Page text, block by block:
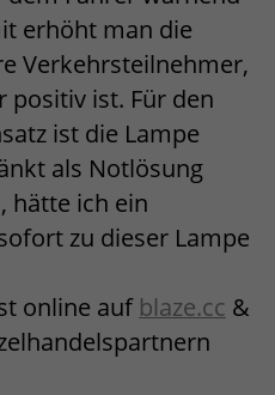
erhöht man die
Verkehrsteilnehmer,
positiv ist. Für den
ist die Lampe
als Notlösung
hätte ich ein
zu dieser Lampe
online auf blaze.cc &